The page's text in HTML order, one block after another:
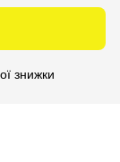
знижки